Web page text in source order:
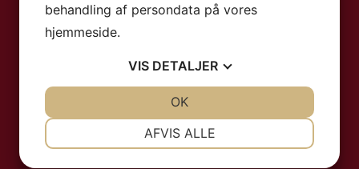
tage dig ud af byens grænser og
og aktiviteter. Du kan f.eks. besøge
Old Town Harbour som ligger
frisk luft imens du svinger en
meter væk. Relaxia Olivina har
du kan benytte dig af under dit
afslappende og komfortabelt som
behandling af persondata på vores
hjemmeside.
VIS DETALJER
AFVIS ALLE
OK